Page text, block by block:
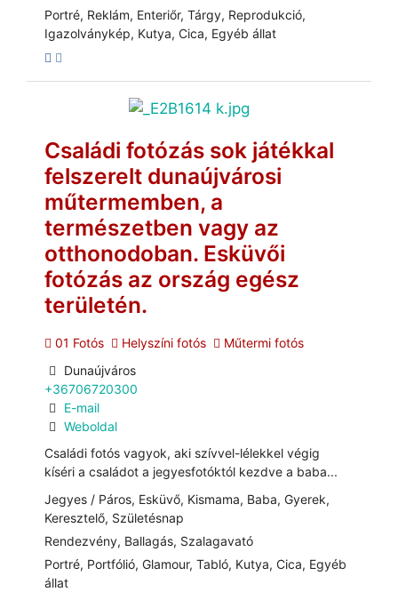
Portré, Reklám, Enteriőr, Tárgy, Reprodukció,
Igazolványkép, Kutya, Cica, Egyéb állat
Családi fotózás sok játékkal
felszerelt dunaújvárosi
műtermemben, a
természetben vagy az
otthonodoban. Esküvői
fotózás az ország egész
területén.
01 Fotós Helyszíni fotós
Műtermi fotós
Dunaújváros
+36706720300
E-mail
Weboldal
Családi fotós vagyok, aki szívvel-lélekkel végig
kíséri a családot a jegyesfotóktól kezdve a baba...
Jegyes / Páros, Esküvő, Kismama, Baba, Gyerek,
Keresztelő, Születésnap
Rendezvény, Ballagás, Szalagavató
Portré, Portfólió, Glamour, Tabló, Kutya, Cica, Egyéb
állat